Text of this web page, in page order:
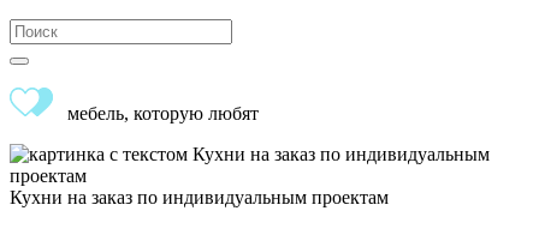
мебель, которую любят
Кухни на заказ по индивидуальным проектам